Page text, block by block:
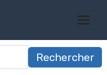
Rechercher